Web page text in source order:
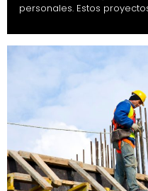
personales. Estos